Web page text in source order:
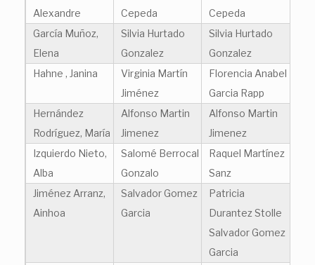
Alexandre
Cepeda
Cepeda
García Muñoz,
Elena
Silvia Hurtado
Gonzalez
Silvia Hurtado
Gonzalez
Hahne , Janina
Virginia Martín
Jiménez
Florencia Anabel
Garcia Rapp
Hernández
Rodríguez, María
Alfonso Martin
Jimenez
Alfonso Martin
Jimenez
Izquierdo Nieto,
Alba
Salomé Berrocal
Gonzalo
Raquel Martínez
Sanz
Jiménez Arranz,
Ainhoa
Salvador Gomez
Garcia
Patricia
Durantez Stolle
Salvador Gomez
Garcia